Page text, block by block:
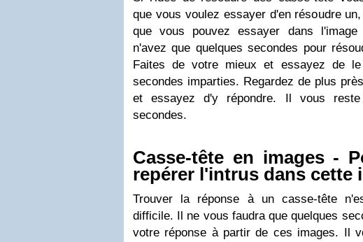
que vous voulez essayer d'en résoudre
que vous pouvez essayer dans l'image
n'avez que quelques secondes pour
Faites de votre mieux et essayez de
secondes imparties. Regardez de plus
et essayez d'y répondre. Il vous reste
secondes.
Casse-tête en images -
repérer l'intrus dans cette
Trouver la réponse à un casse-tête
difficile. Il ne vous faudra que quelques
votre réponse à partir de ces images. Il